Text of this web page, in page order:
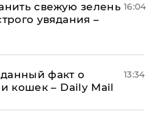
свежую зелень
увядания –
16:04
факт о
кошек – Daily Mail
13:34